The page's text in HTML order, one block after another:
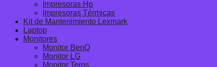
Impresoras Hp
Impresoras Térmicas
Kit de Mantenimiento Lexmark
Laptop
Monitores
Monitor BenQ
Monitor LG
Monitor Teros